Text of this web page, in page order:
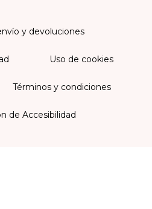
y devoluciones
Uso de cookies
Términos y condiciones
de Accesibilidad